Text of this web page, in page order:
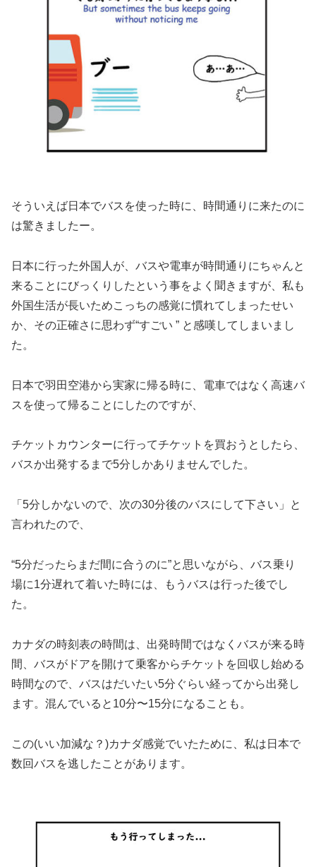
そういえば日本でバスを使った時に、時間通りに来たのに
は驚きましたー。
日本に行った外国人が、バスや電車が時間通りにちゃんと
来ることにびっくりしたという事をよく聞きますが、私も
外国生活が長いためこっちの感覚に慣れてしまったせい
か、その正確さに思わず“すごい ” と感嘆してしまいまし
た。
日本で羽田空港から実家に帰る時に、電車ではなく高速バ
スを使って帰ることにしたのですが、
チケットカウンターに行ってチケットを買おうとしたら、
バスか出発するまで5分しかありませんでした。
「5分しかないので、次の30分後のバスにして下さい」と
言われたので、
“5分だったらまだ間に合うのに”と思いながら、バス乗り
場に1分遅れて着いた時には、もうバスは行った後でし
た。
カナダの時刻表の時間は、出発時間ではなくバスが来る時
間、バスがドアを開けて乗客からチケットを回収し始める
時間なので、バスはだいたい5分ぐらい経ってから出発し
ます。混んでいると10分〜15分になることも。
この(いい加減な？)カナダ感覚でいたために、私は日本で
数回バスを逃したことがあります。